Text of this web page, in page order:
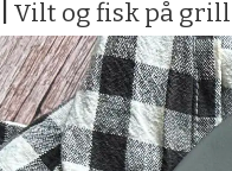
Vilt og fisk på